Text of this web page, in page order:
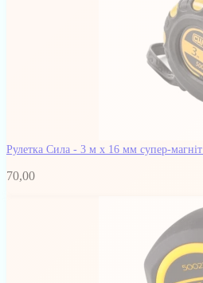
Рулетка Сила - 3 м x 16 мм супер-магніт
70,00